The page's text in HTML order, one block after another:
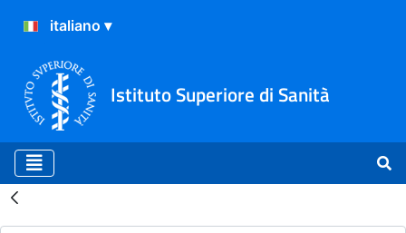
Istituto Superiore di Sanità
Risultati della Ricerca -